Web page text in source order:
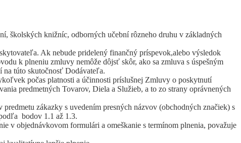
školských knižníc, odborných učební rôzneho druhu v základných
Ak nebude pridelený finančný príspevok,alebo výsledok
k plneniu zmluvy nemôže dôjsť skôr, ako sa zmluva s úspešným
na túto skutočnosť Dodávateľa.
počas platnosti a účinnosti príslušnej Zmluvy o poskytnutí
predmetných Tovarov, Diela a Služieb, a to zo strany oprávnených
zákazky s uvedením presných názvov (obchodných značiek) s
bodov 1.1 až 1.3.
v objednávkovom formulári a omeškanie s termínom plnenia, považuje